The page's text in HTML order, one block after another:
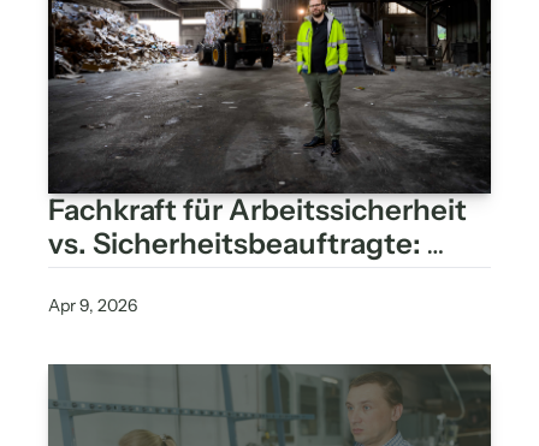
Fachkraft für Arbeitssicherheit
vs. Sicherheitsbeauftragte:
Unterschied verstehen,
Potenziale nutzen
Apr 9, 2026